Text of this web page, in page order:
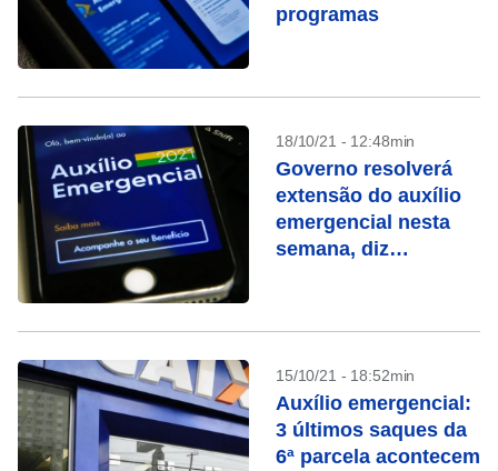
programas
18/10/21 - 12:48min
Governo resolverá
extensão do auxílio
emergencial nesta
semana, diz
15/10/21 - 18:52min
Auxílio emergencial:
3 últimos saques da
6ª parcela acontecem